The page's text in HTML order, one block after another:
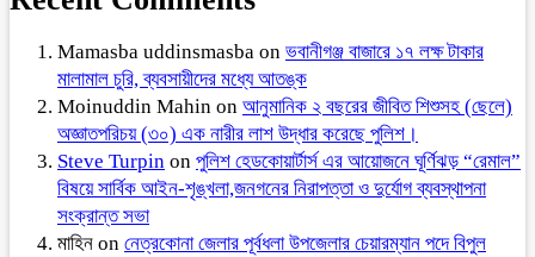
Mamasba uddinsmasba on ভবানীগঞ্জ বাজারে ১৭ লক্ষ টাকার
মালামাল চুরি, ব্যবসায়ীদের মধ্যে আতঙ্ক
Moinuddin Mahin on আনুমানিক ২ বছরের জীবিত শিশুসহ (ছেলে)
অজ্ঞাতপরিচয় (৩০) এক নারীর লাশ উদ্ধার করেছে পুলিশ।
Steve Turpin on পুলিশ হেডকোয়ার্টার্স এর আয়োজনে ঘূর্ণিঝড় “রেমাল”
বিষয়ে সার্বিক আইন-শৃঙ্খলা,জনগনের নিরাপত্তা ও দুর্যোগ ব্যবস্থাপনা
সংক্রান্ত সভা
মাহিন on নেত্রকোনা জেলার পূর্বধলা উপজেলার চেয়ারম্যান পদে বিপুল